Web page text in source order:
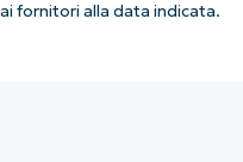
fornitori alla data indicata.